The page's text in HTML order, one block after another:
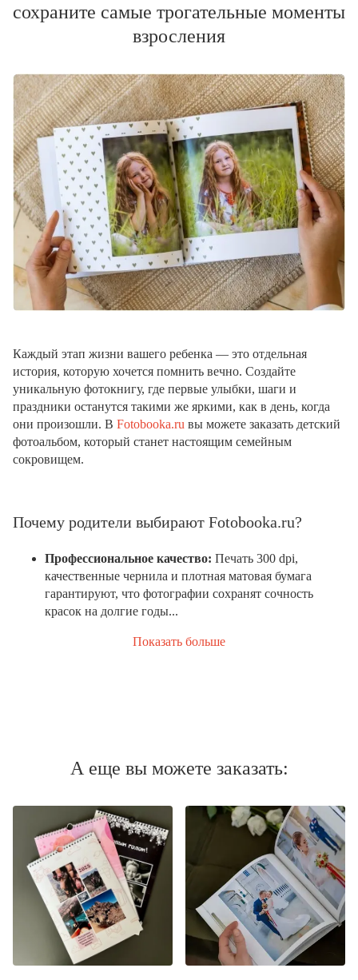
сохраните самые трогательные моменты
взросления
Каждый этап жизни вашего ребенка — это отдельная
история, которую хочется помнить вечно. Создайте
уникальную фотокнигу, где первые улыбки, шаги и
праздники останутся такими же яркими, как в день, когда
они произошли. В Fotobooka.ru вы можете заказать детский
фотоальбом, который станет настоящим семейным
сокровищем.
Почему родители выбирают Fotobooka.ru?
Профессиональное качество: Печать 300 dpi,
качественные чернила и плотная матовая бумага
гарантируют, что фотографии сохранят сочность
красок на долгие годы...
Показать больше
А еще вы можете заказать: